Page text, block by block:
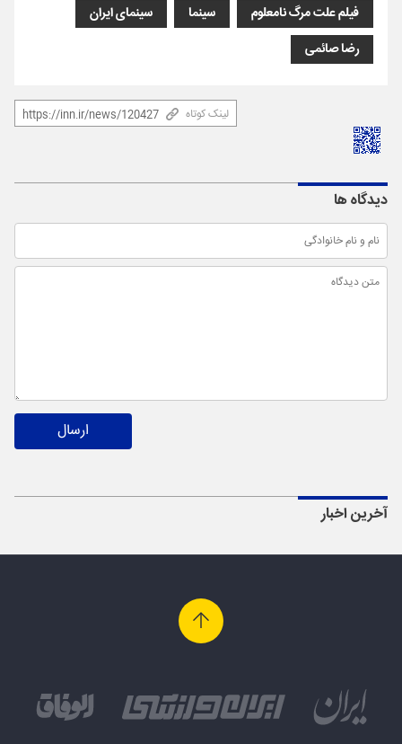
فیلم علت مرگ نامعلوم سینما
سینمای ایران
رضا صائمی
لینک کوتاه
دیدگاه ها
ارسال
آخرین اخبار